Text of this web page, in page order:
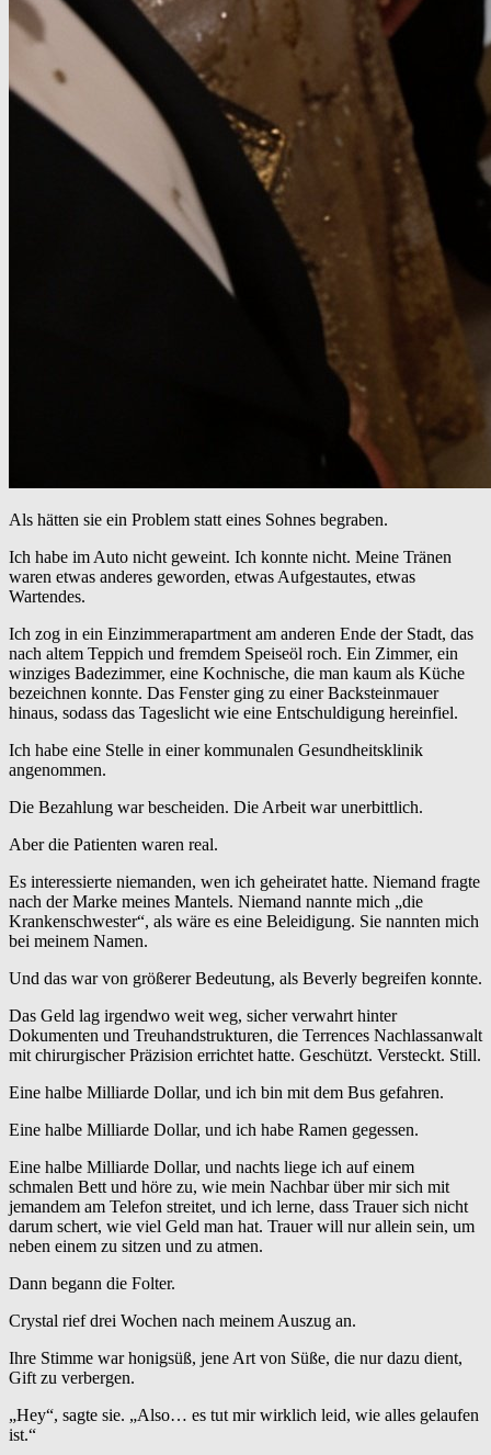
Als hätten sie ein Problem statt eines Sohnes begraben.
Ich habe im Auto nicht geweint. Ich konnte nicht. Meine Tränen
waren etwas anderes geworden, etwas Aufgestautes, etwas
Wartendes.
Ich zog in ein Einzimmerapartment am anderen Ende der Stadt, das
nach altem Teppich und fremdem Speiseöl roch. Ein Zimmer, ein
winziges Badezimmer, eine Kochnische, die man kaum als Küche
bezeichnen konnte. Das Fenster ging zu einer Backsteinmauer
hinaus, sodass das Tageslicht wie eine Entschuldigung hereinfiel.
Ich habe eine Stelle in einer kommunalen Gesundheitsklinik
angenommen.
Die Bezahlung war bescheiden. Die Arbeit war unerbittlich.
Aber die Patienten waren real.
Es interessierte niemanden, wen ich geheiratet hatte. Niemand fragte
nach der Marke meines Mantels. Niemand nannte mich „die
Krankenschwester“, als wäre es eine Beleidigung. Sie nannten mich
bei meinem Namen.
Und das war von größerer Bedeutung, als Beverly begreifen konnte.
Das Geld lag irgendwo weit weg, sicher verwahrt hinter
Dokumenten und Treuhandstrukturen, die Terrences Nachlassanwalt
mit chirurgischer Präzision errichtet hatte. Geschützt. Versteckt. Still.
Eine halbe Milliarde Dollar, und ich bin mit dem Bus gefahren.
Eine halbe Milliarde Dollar, und ich habe Ramen gegessen.
Eine halbe Milliarde Dollar, und nachts liege ich auf einem
schmalen Bett und höre zu, wie mein Nachbar über mir sich mit
jemandem am Telefon streitet, und ich lerne, dass Trauer sich nicht
darum schert, wie viel Geld man hat. Trauer will nur allein sein, um
neben einem zu sitzen und zu atmen.
Dann begann die Folter.
Crystal rief drei Wochen nach meinem Auszug an.
Ihre Stimme war honigsüß, jene Art von Süße, die nur dazu dient,
Gift zu verbergen.
„Hey“, sagte sie. „Also… es tut mir wirklich leid, wie alles gelaufen
ist.“